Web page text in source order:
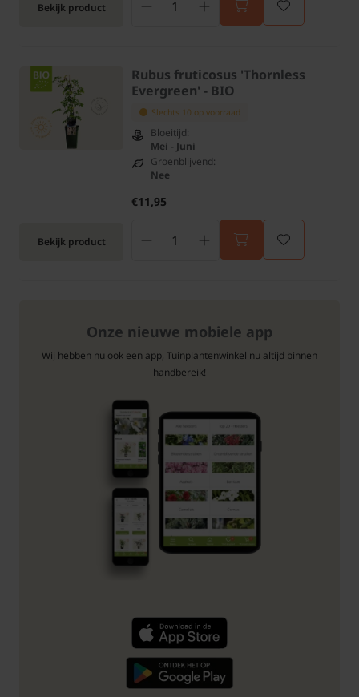
Bekijk product
Bekijk product
Rubus fruticosus 'Thornless
Evergreen' - BIO
Slechts 10 op voorraad
Bloeitijd:
Mei - Juni
Groenblijvend:
Nee
€11,95
Onze nieuwe mobiele app
Wij hebben nu ook een app, Tuinplantenwinkel nu altijd binnen
handbereik!